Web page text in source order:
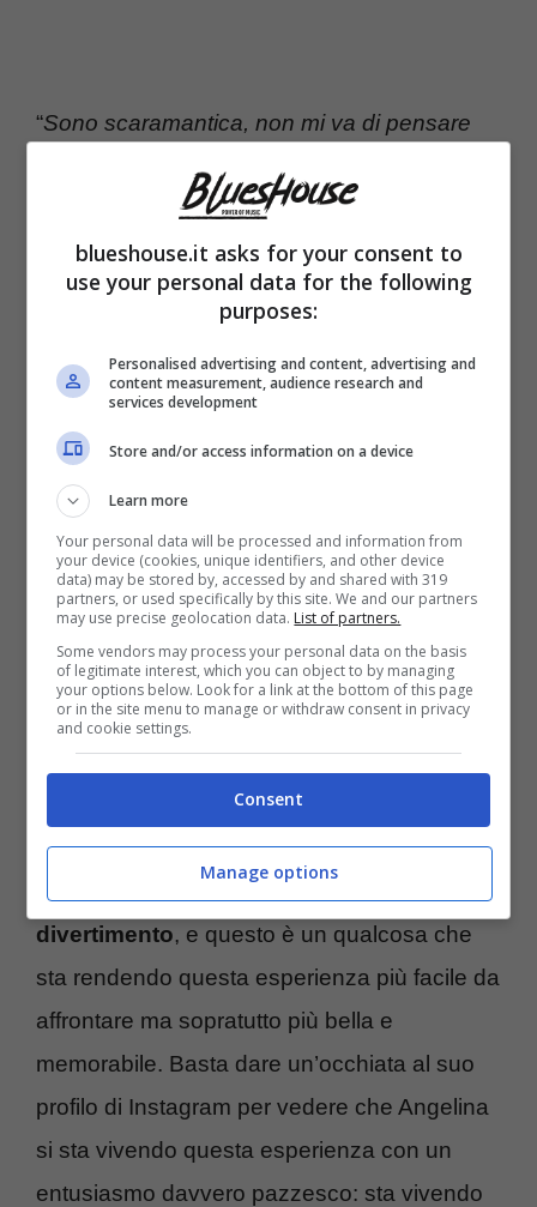
“Sono scaramantica, non mi va di pensare
alla fine. Sono totalmente soddisfatta per
“. Angelina intervistata daFrancesco
Laurenti, Rainews.it, ha espresso così tutta
la sua gioia per questa esperienza che si sta
cose, Angelina ha ammesso che la cosa che
l’ha colpita di più di questa esperienza, è il
fatto di aver conosciuto delle bellissime
persone. Infatti, molto spesso, Angelina si
ritrova a pubblicare delle storie su Instagram
in cui la vediamoin compagnia di altri
cantanti, con cui ha fatto amicizia
.
Insomma, regnerà competizione, questo è
vero, ma anche la felicità di essere lì e il
rispetto reciproco. Inoltre ha aggiunto di non
aver mai visto qualcuno giù di corda,ma
solo tanto entusiasmo, felicità e
divertimento, e questo è un qualcosa che
sta rendendo questa esperienza più facile da
affrontare ma sopratutto più bella e
memorabile. Basta dare un’occhiata al suo
profilo di Instagram per vedere che Angelina
si sta vivendo questa esperienza con un
entusiasmo davvero pazzesco: sta vivendo
blueshouse.it asks for your consent to
use your personal data for the following
purposes:
Personalised advertising and content, advertising and
content measurement, audience research and
services development
Store and/or access information on a device
Learn more
Your personal data will be processed and information from
your device (cookies, unique identifiers, and other device
data) may be stored by, accessed by and shared with 319
partners, or used specifically by this site. We and our partners
may use precise geolocation data. List of partners.
Some vendors may process your personal data on the basis
of legitimate interest, which you can object to by managing
your options below. Look for a link at the bottom of this page
or in the site menu to manage or withdraw consent in privacy
and cookie settings.
Consent
Manage options